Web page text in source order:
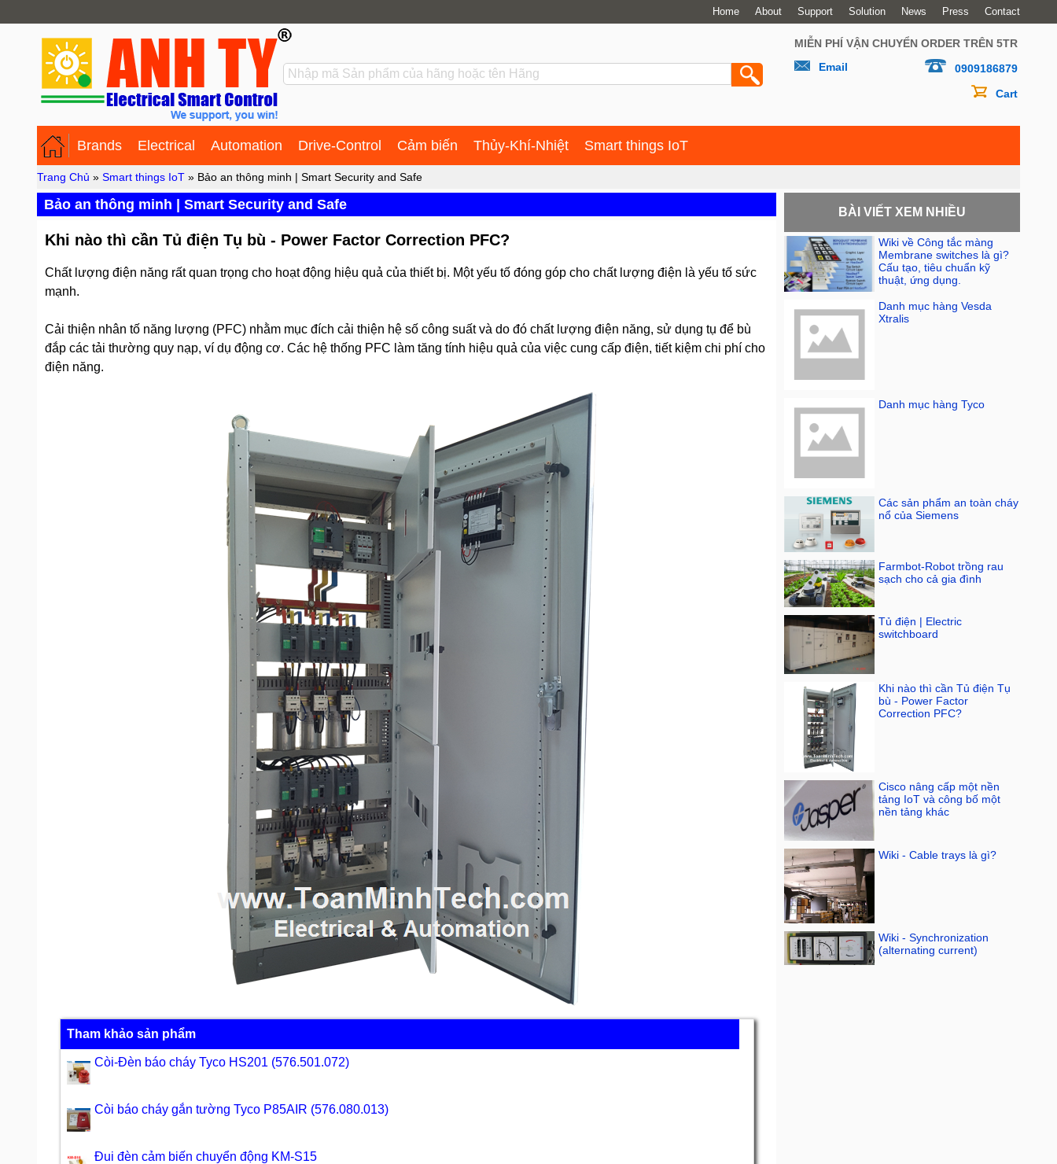
Home About Support Solution News Press Contact
MIỄN PHÍ VẬN CHUYỂN ORDER TRÊN 5TR
Email
0909186879
Cart
Brands Electrical Automation Drive-Control Cảm biến Thủy-Khí-Nhiệt Smart things IoT
Trang Chủ » Smart things IoT » Bảo an thông minh | Smart Security and Safe
Bảo an thông minh | Smart Security and Safe
Khi nào thì cần Tủ điện Tụ bù - Power Factor Correction PFC?
Chất lượng điện năng rất quan trọng cho hoạt động hiệu quả của thiết bị. Một yếu tố đóng góp cho chất lượng điện là yếu tố sức
mạnh.
Cải thiện nhân tố năng lượng (PFC) nhằm mục đích cải thiện hệ số công suất và do đó chất lượng điện năng, sử dụng tụ để bù
đắp các tải thường quy nạp, ví dụ động cơ. Các hệ thống PFC làm tăng tính hiệu quả của việc cung cấp điện, tiết kiệm chi phí cho
điện năng.
Tham khảo sản phẩm
Còi-Đèn báo cháy Tyco HS201 (576.501.072)
Còi báo cháy gắn tường Tyco P85AIR (576.080.013)
Đui đèn cảm biến chuyển động KM-S15
BÀI VIẾT XEM NHIỀU
Wiki về Công tắc màng
Membrane switches là gì?
Cấu tạo, tiêu chuẩn kỹ
thuật, ứng dụng.
Danh mục hàng Vesda
Xtralis
Danh mục hàng Tyco
Các sản phẩm an toàn cháy
nổ của Siemens
Farmbot-Robot trồng rau
sạch cho cả gia đình
Tủ điện | Electric
switchboard
Khi nào thì cần Tủ điện Tụ
bù - Power Factor
Correction PFC?
Cisco nâng cấp một nền
tảng IoT và công bố một
nền tảng khác
Wiki - Cable trays là gì?
Wiki - Synchronization
(alternating current)